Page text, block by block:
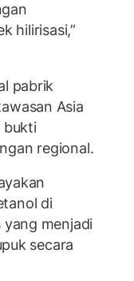
hilirisasi,”
pabrik
Asia
bukti
regional.
di
menjadi
secara